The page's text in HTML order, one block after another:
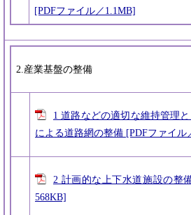
[PDFファイル／1.1MB]
2.産業基盤の整備
1 道路などの適切な維持管理
による道路網の整備 [PDFファイル
2 計画的な上下水道施設の整
568KB]